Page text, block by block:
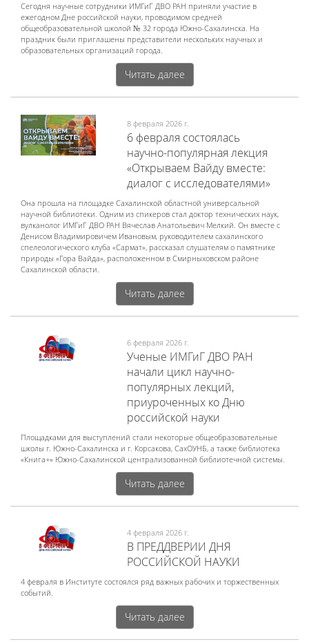
Сегодня научные сотрудники ИМГиГ ДВО РАН приняли участие в
ежегодном Дне российской науки, проводимом средней
общеобразовательной школой № 32 города Южно-Сахалинска. На
праздник были приглашены представители нескольких научных и
образовательных организаций города.
Читать далее
8 февраля 2026 г.
6 февраля состоялась
научно-популярная лекция
«Открываем Вайду вместе:
диалог с исследователями»
Она прошла на площадке Сахалинской областной универсальной
научной библиотеки. Одним из спикеров стал доктор технических наук,
вулканолог ИМГиГ ДВО РАН Вячеслав Анатольевич Мелкий. Он вместе с
Денисом Владимировичем Ивановым, руководителем сахалинского
спелеологического клуба «Сармат», рассказал слушателям о памятнике
природы «Гора Вайда», расположенном в Смирныховском районе
Сахалинской области.
Читать далее
6 февраля 2026 г.
Ученые ИМГиГ ДВО РАН
начали цикл научно-
популярных лекций,
приуроченных ко Дню
российской науки
Площадками для выступлений стали некоторые общеобразовательные
школы г. Южно-Сахалинска и г. Корсакова, СахОУНБ, а также библиотека
«Книга+» Южно-Сахалинской централизованной библиотечной системы.
Читать далее
4 февраля 2026 г.
В ПРЕДДВЕРИИ ДНЯ
РОССИЙСКОЙ НАУКИ
4 февраля в Институте состоялся ряд важных рабочих и торжественных
событий.
Читать далее